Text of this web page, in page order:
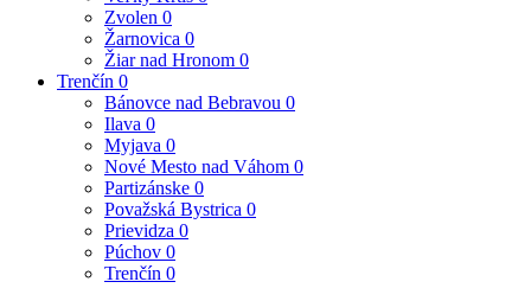
Zvolen 0
Žarnovica 0
Žiar nad Hronom 0
Trenčín 0
Bánovce nad Bebravou 0
Ilava 0
Myjava 0
Nové Mesto nad Váhom 0
Partizánske 0
Považská Bystrica 0
Prievidza 0
Púchov 0
Trenčín 0